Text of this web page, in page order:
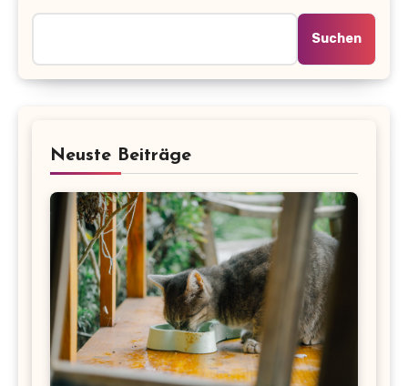
Suchen
Neuste Beiträge